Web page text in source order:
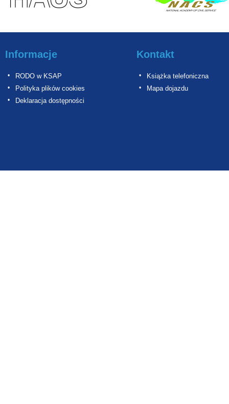
Informacje
RODO w KSAP
Polityka plików cookies
Deklaracja dostępności
Kontakt
Książka telefoniczna
Mapa dojazdu